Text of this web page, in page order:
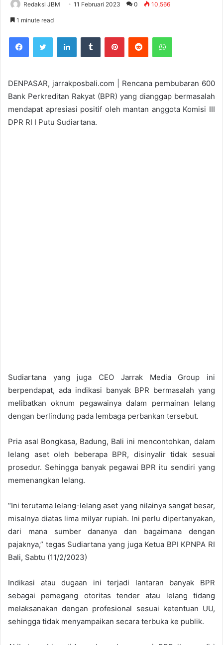
Redaksi JBM 11 Februari 2023 0 10,566
1 minute read
DENPASAR, jarrakposbali.com | Rencana pembubaran 600
Bank Perkreditan Rakyat (BPR) yang dianggap bermasalah
mendapat apresiasi positif oleh mantan anggota Komisi III
DPR RI I Putu Sudiartana.
Sudiartana yang juga CEO Jarrak Media Group ini
berpendapat, ada indikasi banyak BPR bermasalah yang
melibatkan oknum pegawainya dalam permainan lelang
dengan berlindung pada lembaga perbankan tersebut.
Pria asal Bongkasa, Badung, Bali ini mencontohkan, dalam
lelang aset oleh beberapa BPR, disinyalir tidak sesuai
prosedur. Sehingga banyak pegawai BPR itu sendiri yang
memenangkan lelang.
“Ini terutama lelang-lelang aset yang nilainya sangat besar,
misalnya diatas lima milyar rupiah. Ini perlu dipertanyakan,
dari mana sumber dananya dan bagaimana dengan
pajaknya,” tegas Sudiartana yang juga Ketua BPI KPNPA RI
Bali, Sabtu (11/2/2023)
Indikasi atau dugaan ini terjadi lantaran banyak BPR
sebagai pemegang otoritas tender atau lelang tidang
melaksanakan dengan profesional sesuai ketentuan UU,
sehingga tidak menyampaikan secara terbuka ke publik.